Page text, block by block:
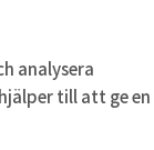
analysera
till att ge en